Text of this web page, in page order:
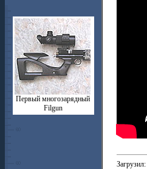
Первый многозарядный
Filgun
Загрузил: